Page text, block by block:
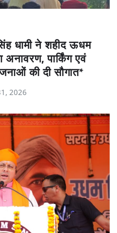
धामी ने शहीद ऊधम
अनावरण, पार्किंग एवं
की दी सौगात*
2026